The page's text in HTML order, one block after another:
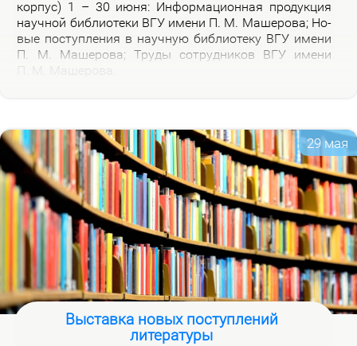
кор­пус) 1 – 30 июня: Ин­фор­ма­ци­он­ная про­дук­ция
на­уч­ной биб­лио­те­ки ВГУ име­ни П. М. Ма­ше­ро­ва; Но­
вые по­ступ­ле­ния в на­уч­ную биб­лио­те­ку ВГУ име­ни
П. М. Ма­ше­ро­ва; Тру­ды со­труд­ни­ков ВГУ име­ни
29 мая
Выставка новых поступлений
литературы